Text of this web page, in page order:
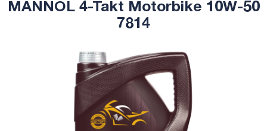
MANNOL 4-Takt Motorbike 10W-50
7814